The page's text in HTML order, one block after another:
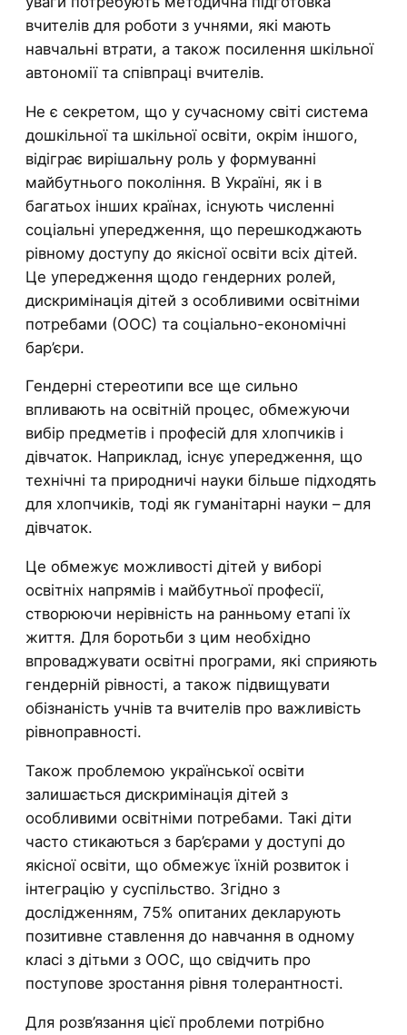
вчителів для роботи з учнями, які мають
навчальні втрати, а також посилення шкільної
автономії та співпраці вчителів.
Не є секретом, що у сучасному світі система
дошкільної та шкільної освіти, окрім іншого,
відіграє вирішальну роль у формуванні
майбутнього покоління. В Україні, як і в
багатьох інших країнах, існують численні
соціальні упередження, що перешкоджають
рівному доступу до якісної освіти всіх дітей.
Це упередження щодо гендерних ролей,
дискримінація дітей з особливими освітніми
потребами (ООС) та соціально-економічні
бар’єри.
Гендерні стереотипи все ще сильно
впливають на освітній процес, обмежуючи
вибір предметів і професій для хлопчиків і
дівчаток. Наприклад, існує упередження, що
технічні та природничі науки більше підходять
для хлопчиків, тоді як гуманітарні науки – для
дівчаток.
Це обмежує можливості дітей у виборі
освітніх напрямів і майбутньої професії,
створюючи нерівність на ранньому етапі їх
життя. Для боротьби з цим необхідно
впроваджувати освітні програми, які сприяють
гендерній рівності, а також підвищувати
обізнаність учнів та вчителів про важливість
рівноправності.
Також проблемою української освіти
залишається дискримінація дітей з
особливими освітніми потребами. Такі діти
часто стикаються з бар’єрами у доступі до
якісної освіти, що обмежує їхній розвиток і
інтеграцію у суспільство. Згідно з
дослідженням, 75% опитаних декларують
позитивне ставлення до навчання в одному
класі з дітьми з ООС, що свідчить про
поступове зростання рівня толерантності.
Для розв’язання цієї проблеми потрібно